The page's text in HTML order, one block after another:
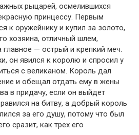
рыцарей, осмелившихся
принцессу. Первым
к оружейнику и купил за золото,
хозяина, отличный шлем,
главное — острый и крепкий меч.
он явился к королю и спросил у
с великаном. Король дал
и обещал отдать ему в жены
в придачу, если он выйдет
на битву, а добрый король
за его душу, потому что был
сразит, как трех его